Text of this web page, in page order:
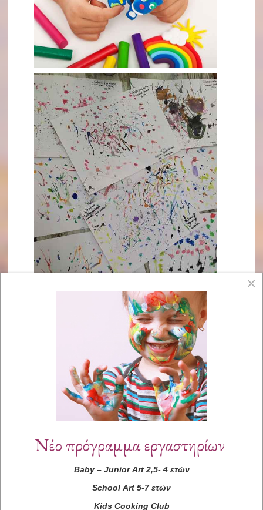
×
Νέο πρόγραμμα εργαστηρίων
Baby– Junior Art2,5- 4 ετών
School Art 5-7 ετών
Kids Cooking Club